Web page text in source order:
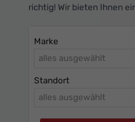
richtig! Wir bieten Ihnen
Marke
alles ausgewählt
Standort
alles ausgewählt